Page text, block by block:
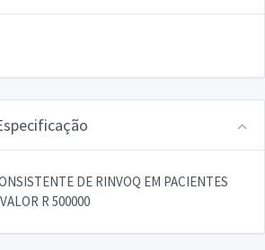
DE RINVOQ EM PACIENTES
R 500000